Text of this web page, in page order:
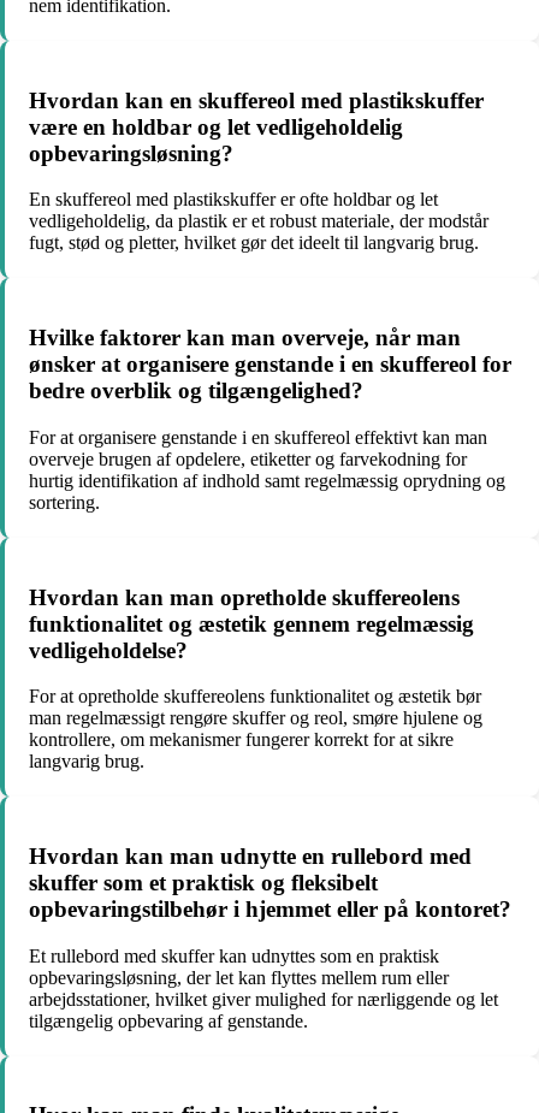
nem identifikation.
Hvordan kan en skuffereol med plastikskuffer
være en holdbar og let vedligeholdelig
opbevaringsløsning?
En skuffereol med plastikskuffer er ofte holdbar og let
vedligeholdelig, da plastik er et robust materiale, der modstår
fugt, stød og pletter, hvilket gør det ideelt til langvarig brug.
Hvilke faktorer kan man overveje, når man
ønsker at organisere genstande i en skuffereol for
bedre overblik og tilgængelighed?
For at organisere genstande i en skuffereol effektivt kan man
overveje brugen af opdelere, etiketter og farvekodning for
hurtig identifikation af indhold samt regelmæssig oprydning og
sortering.
Hvordan kan man opretholde skuffereolens
funktionalitet og æstetik gennem regelmæssig
vedligeholdelse?
For at opretholde skuffereolens funktionalitet og æstetik bør
man regelmæssigt rengøre skuffer og reol, smøre hjulene og
kontrollere, om mekanismer fungerer korrekt for at sikre
langvarig brug.
Hvordan kan man udnytte en rullebord med
skuffer som et praktisk og fleksibelt
opbevaringstilbehør i hjemmet eller på kontoret?
Et rullebord med skuffer kan udnyttes som en praktisk
opbevaringsløsning, der let kan flyttes mellem rum eller
arbejdsstationer, hvilket giver mulighed for nærliggende og let
tilgængelig opbevaring af genstande.